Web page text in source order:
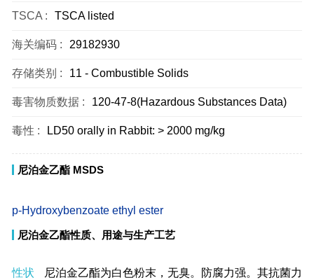
TSCA : TSCA listed
海关编码 : 29182930
存储类别 : 11 - Combustible Solids
毒害物质数据 : 120-47-8(Hazardous Substances Data)
毒性 : LD50 orally in Rabbit: > 2000 mg/kg
尼泊金乙酯 MSDS
p-Hydroxybenzoate ethyl ester
尼泊金乙酯性质、用途与生产工艺
性状
尼泊金乙酯为白色粉末，无臭。防腐力强。其抗菌力